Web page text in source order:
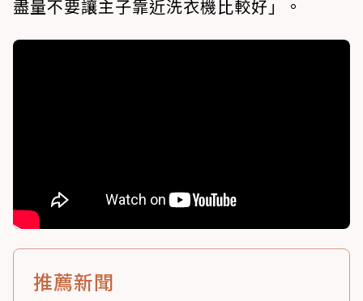
盡量不要讓主子靠近洗衣機比較好」。
推薦新聞